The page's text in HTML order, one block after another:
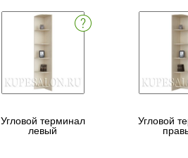
Угловой терминал
левый
Угловой